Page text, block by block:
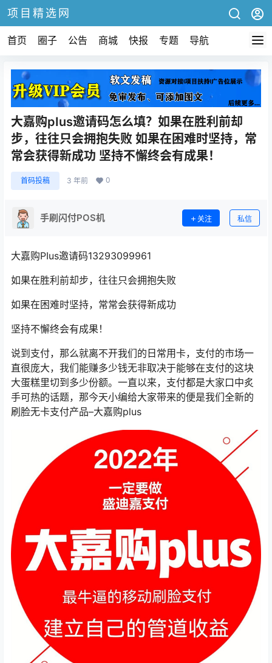
项目精选网
首页 圈子 公告 商城 快报 专题 导航
大嘉购pIus邀请码怎么填？如果在胜利前却
步，往往只会拥抱失败 如果在困难时坚持，常
常会获得新成功 坚持不懈终会有成果！
首码投稿 3 年前 0
手刷闪付POS机 关注 私信
大嘉购PIus邀请码13293099961
如果在胜利前却步，往往只会拥抱失败
如果在困难时坚持，常常会获得新成功
坚持不懈终会有成果！
说到支付，那么就离不开我们的日常用卡，支付的市场一
直很庞大，我们能赚多少钱无非取决于能够在支付的这块
大蛋糕里切到多少份额。一直以来，支付都是大家口中炙
手可热的话题，那今天小编给大家带来的便是我们全新的
刷脸无卡支付产品–大嘉购plus